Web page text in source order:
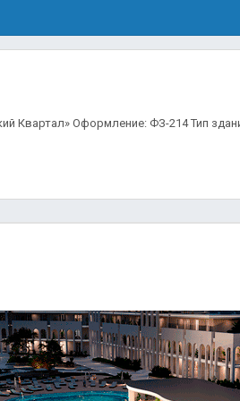
Квартал» Оформление: ФЗ-214 Тип